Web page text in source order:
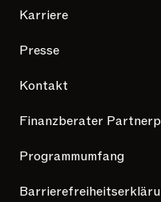
Karriere
Presse
Kontakt
Finanzberater
Programmumfang